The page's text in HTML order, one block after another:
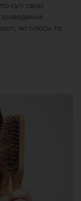
суті своєї
які плюси та